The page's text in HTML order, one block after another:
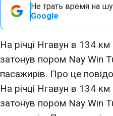
Не трать время на
Google
На річці Нгавун в 134 км
затонув пором Nay Win
пасажирів. Про це
На річці Нгавун в 134 км
затонув пором Nay Win